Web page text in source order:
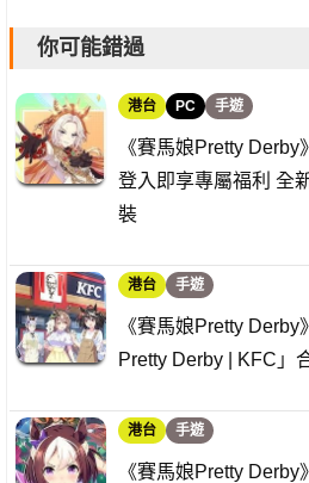
你可能錯過
港台 PC 手遊
《賽馬娘Pretty
登入即享專屬福利 全
裝
港台 手遊
《賽馬娘Pretty
Pretty Derby | KFC」
港台 手遊
《賽馬娘Pretty